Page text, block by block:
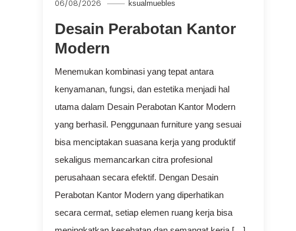
06/08/2026 ksualmuebles
Desain Perabotan Kantor
Modern
Menemukan kombinasi yang tepat antara
kenyamanan, fungsi, dan estetika menjadi hal
utama dalam Desain Perabotan Kantor Modern
yang berhasil. Penggunaan furniture yang sesuai
bisa menciptakan suasana kerja yang produktif
sekaligus memancarkan citra profesional
perusahaan secara efektif. Dengan Desain
Perabotan Kantor Modern yang diperhatikan
secara cermat, setiap elemen ruang kerja bisa